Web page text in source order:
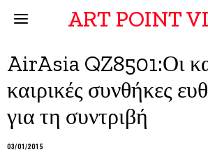
ART POINT
AirAsia QZ8501:Οι
καιρικές συνθήκες
για τη συντριβή
03/01/2015